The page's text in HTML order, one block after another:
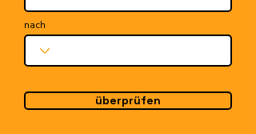
nach
überprüfen